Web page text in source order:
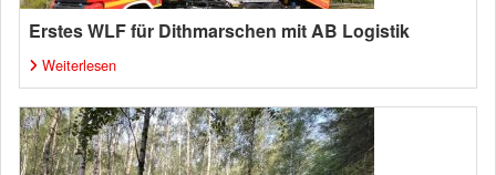
Erstes WLF für Dithmarschen mit AB Logistik
Weiterlesen